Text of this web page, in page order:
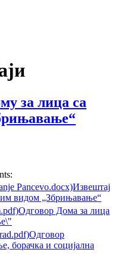
за лица са
Извештај
видом „Збрињавање“
Одговор Дома за лица
Одговор
борачка и социјална